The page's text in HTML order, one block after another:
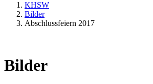
KHSW
Bilder
Abschlussfeiern 2017
Bilder